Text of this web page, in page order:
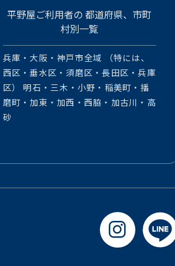
平野屋ご利用者の 都道府県、市町
村別一覧
兵庫・大阪・神戸市全域 （特には、
西区・垂水区・須磨区・長田区・兵庫
区） 明石・三木・小野・稲美町・播
磨町・加東・加西・西脇・加古川・高
砂